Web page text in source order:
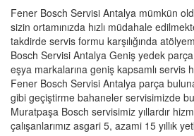
Fener Bosch Servisi Antalya mümkün
sizin ortamınızda hızlı müdahale
takdirde servis formu karşılığında
Bosch Servisi Antalya Geniş yedek
eşya markalarına geniş kapsamlı servis
Fener Bosch Servisi Antalya parça
gibi geçiştirme bahaneler servisimizde
Muratpaşa Bosch servisimiz yıllardır
çalışanlarımız asgari 5, azami 15 yıllık